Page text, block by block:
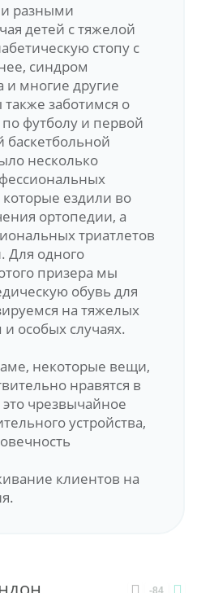
разными
детей с тяжелой
стопу с
синдром
и многие другие
заботимся о
футболу и первой
баскетбольной
несколько
ездили во
ортопедии, а
триатлетов
Для одного
призера мы
обувь для
на тяжелых
и особых случаях.
некоторые вещи,
нравятся в
чрезвычайное
устройства,
клиентов на
-84